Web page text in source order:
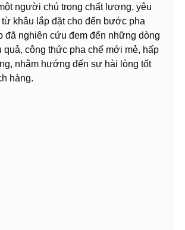
người chú trọng chất lượng, yêu
khâu lắp đặt cho đến bước pha
đã nghiên cứu đem đến những dòng
quả, công thức pha chế mới mẻ, hấp
nhằm hướng đến sự hài lòng tốt
hàng.